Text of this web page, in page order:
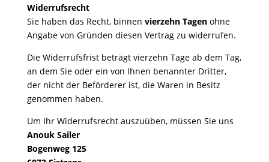
Widerrufsrecht
Sie haben das Recht, binnen vierzehn Tagenohne
Angabe von Gründen diesen Vertrag zu widerrufen.
Die Widerrufsfrist beträgt vierzehn Tage ab dem Tag,
an dem Sie oder ein von Ihnen benannter Dritter,
der nicht der Beförderer ist, die Waren in Besitz
genommen haben.
Um Ihr Widerrufsrecht auszuüben, müssen Sie uns
Anouk Sailer
Bogenweg 125